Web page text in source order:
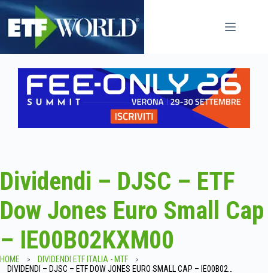
Salta
contenuto
Dividendi – DJSC – ETF
Dow Jones Euro Small Cap
– IE00B02KXM00
HOME
DIVIDENDI ETF ITALIA - MTF